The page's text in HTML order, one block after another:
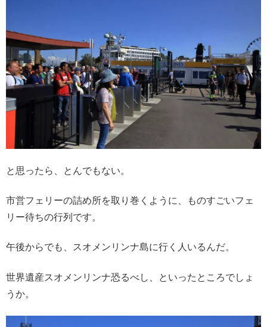
と思ったら、とんでもない。
市営フェリーの詰め所を取り巻くように、ものすごいフェ
リー待ちの行列です。
午後からでも、スオメンリンナ島に行く人いるんだ。
世界遺産スオメンリンナ恐るべし、といったところでしょ
うか。